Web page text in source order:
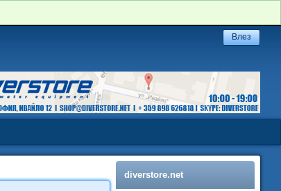
diverstore.net